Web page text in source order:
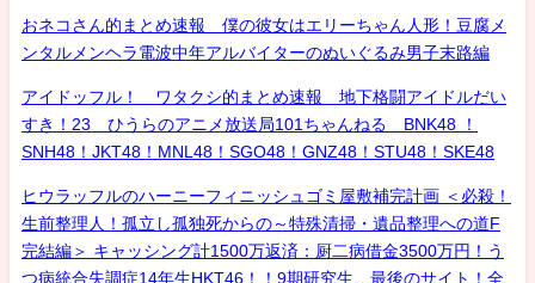
おネコさん的まとめ速報 僕の彼女はエリーちゃん人形！豆腐メ
ンタルメンヘラ電波中年アルバイターのぬいぐるみ男子末路編
アイドッフル！ ワタクシ的まとめ速報 地下格闘アイドルだい
すき！23 ひうらのアニメ放送局101ちゃんねる BNK48 ！
SNH48！JKT48！MNL48！SGO48！GNZ48！STU48！SKE48
ヒウラッフルのハーニーフィニッシュゴミ屋敷補完計画 ＜必殺！
生前整理人！孤立し孤独死からの～特殊清掃・遺品整理への道F
完結編＞ キャッシング計1500万返済：厨二病借金3500万円！う
つ病統合失調症14年生HKT46！！9期研究生、最後のサイト！全